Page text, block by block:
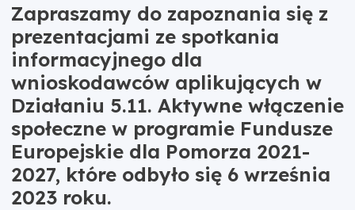
Zapraszamy do zapoznania się z
prezentacjami ze spotkania
informacyjnego dla
wnioskodawców aplikujących w
Działaniu 5.11. Aktywne włączenie
społeczne w programie Fundusze
Europejskie dla Pomorza 2021-
2027, które odbyło się 6 września
2023 roku.